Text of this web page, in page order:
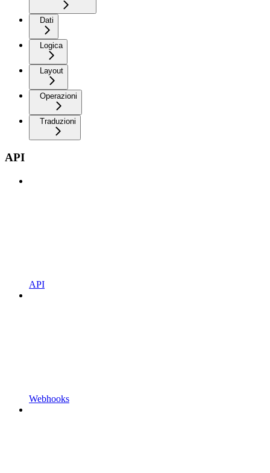
Dati
Logica
Layout
Operazioni
Traduzioni
API
API
Webhooks